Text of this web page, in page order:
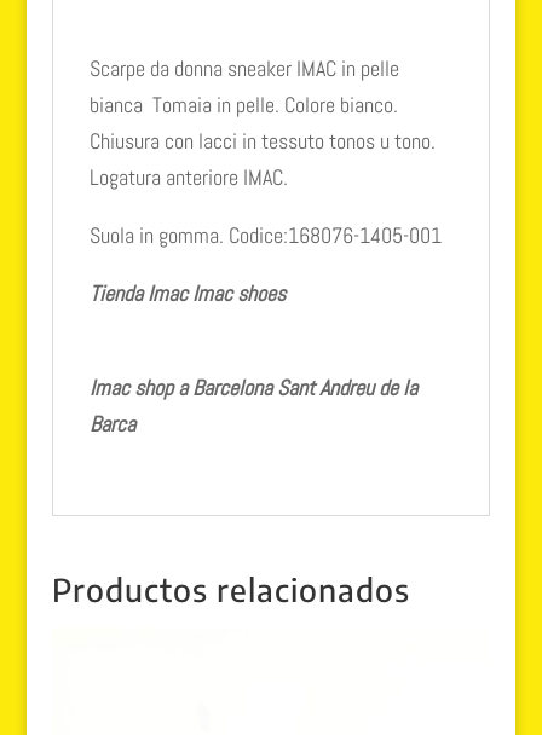
Scarpe da donna sneaker IMAC in pelle
bianca Tomaia in pelle. Colore bianco.
Chiusura con lacci in tessuto tonos u tono.
Logatura anteriore IMAC.
Suola in gomma. Codice:168076-1405-001
Tienda Imac Imac shoes
Imac shop a Barcelona Sant Andreu de la
Barca
Productos relacionados